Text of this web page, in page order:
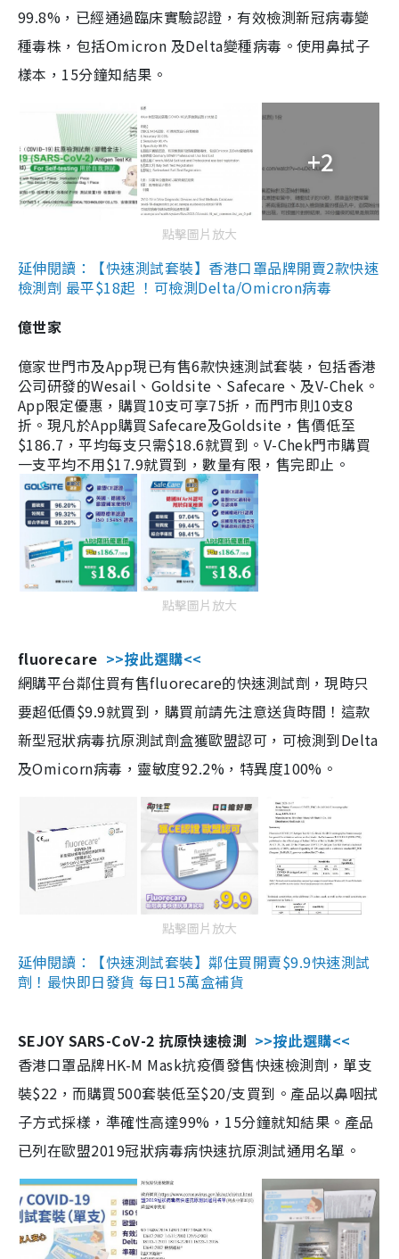
99.8%，已經通過臨床實驗認證，有效檢測新冠病毒變
種毒株，包括Omicron 及Delta變種病毒。使用鼻拭子
樣本，15分鐘知結果。
+2
點擊圖片放大
延伸閱讀：【快速測試套裝】香港口罩品牌開賣2款快速
檢測劑 最平$18起 ！可檢測Delta/Omicron病毒
億世家
億家世門市及App現已有售6款快速測試套裝，包括香港
公司研發的Wesail、Goldsite、Safecare、及V-Chek。
App限定優惠，購買10支可享75折，而門市則10支8
折。現凡於App購買Safecare及Goldsite，售價低至
$186.7，平均每支只需$18.6就買到。V-Chek門市購買
一支平均不用$17.9就買到，數量有限，售完即止。
點擊圖片放大
fluorecare >>按此選購<<
網購平台鄰住買有售fluorecare的快速測試劑，現時只
要超低價$9.9就買到，購買前請先注意送貨時間！這款
新型冠狀病毒抗原測試劑盒獲歐盟認可，可檢測到Delta
及Omicorn病毒，靈敏度92.2%，特異度100%。
點擊圖片放大
延伸閱讀：【快速測試套裝】鄰住買開賣$9.9快速測試
劑！最快即日發貨 每日15萬盒補貨
SEJOY SARS-CoV-2 抗原快速檢測 >>按此選購<<
香港口罩品牌HK-M Mask抗疫價發售快速檢測劑，單支
裝$22，而購買500套裝低至$20/支買到。產品以鼻咽拭
子方式採樣，準確性高達99%，15分鐘就知結果。產品
已列在歐盟2019冠狀病毒病快速抗原測試通用名單。